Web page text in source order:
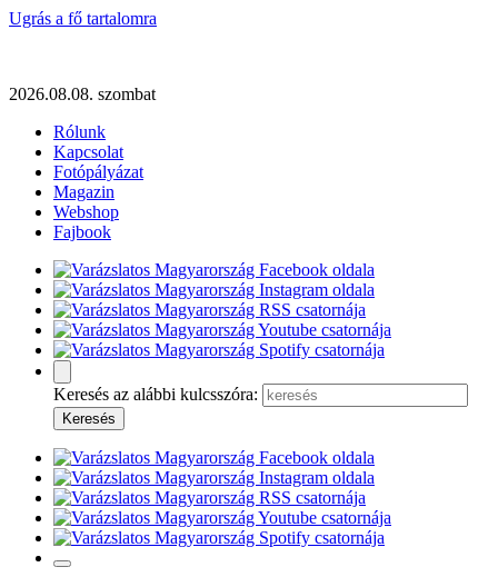
Ugrás a fő tartalomra
2026.08.08. szombat
Rólunk
Kapcsolat
Fotópályázat
Magazin
Webshop
Fajbook
Keresés az alábbi kulcsszóra: